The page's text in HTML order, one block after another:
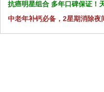
抗癌明星组合 多年口碑保证！
中老年补钙必备，2星期消除